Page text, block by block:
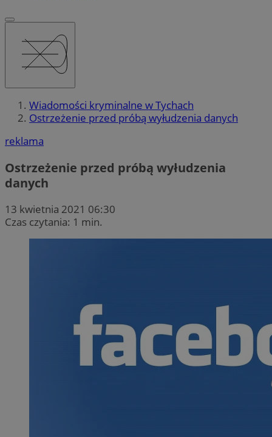
Wiadomości kryminalne w Tychach
Ostrzeżenie przed próbą wyłudzenia danych
reklama
Ostrzeżenie przed próbą wyłudzenia
danych
13 kwietnia 2021 06:30
Czas czytania: 1 min.